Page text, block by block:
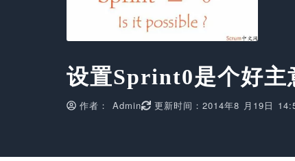
设置Sprint0是个好主
作者： Admin 更新时间：2014年8 月19日